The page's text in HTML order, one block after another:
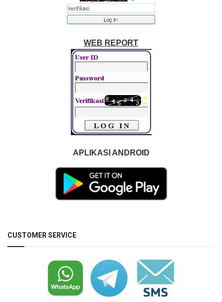
WEB REPORT
APLIKASI ANDROID
CUSTOMER SERVICE